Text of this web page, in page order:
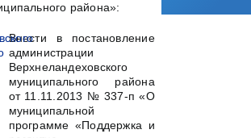
района»:
Внести в постановление
администрации
Верхнеландеховского
муниципального района
от 11.11.2013 № 337-п «О
муниципальной
программе «Поддержка и